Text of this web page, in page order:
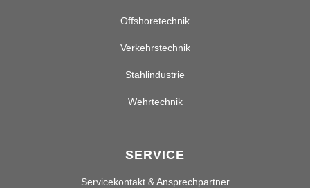
Offshoretechnik
Verkehrstechnik
Stahlindustrie
Wehrtechnik
SERVICE
Servicekontakt & Ansprechpartner